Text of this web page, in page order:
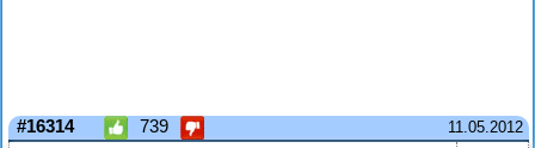
11.05.2012
#16314 739